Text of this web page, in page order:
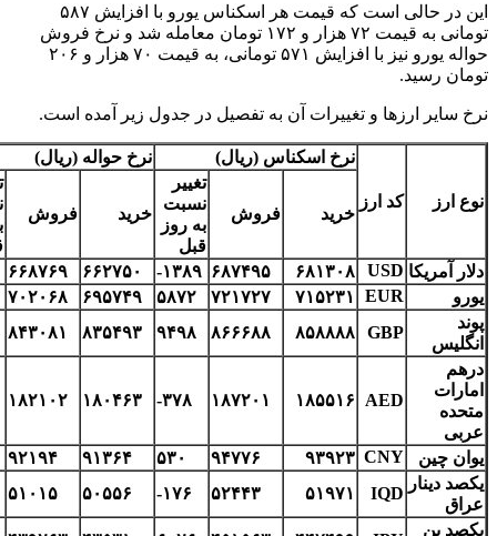
این در حالی است که قیمت هر اسکناس یورو با افزایش ۵۸۷
تومانی به قیمت ۷۲ هزار و ۱۷۲ تومان معامله شد و نرخ فروش
حواله یورو نیز با افزایش ۵۷۱ تومانی، به قیمت ۷۰ هزار و ۲۰۶
تومان رسید.
نرخ سایر ارزها و تغییرات آن به تفصیل در جدول زیر آمده است.
نوع ارز کد ارز
نرخ اسکناس (ریال) نرخ حواله (ریال)
خرید فروش
تغییر
نسبت
به روز
قبل
خرید فروش
دلار آمریکا USD ۶۸۱۳۰۸ ۶۸۷۴۹۵ -۱۳۸۹ ۶۶۲۷۵۰
۶۶۸۷۶۹
یورو
EUR ۷۱۵۲۳۱ ۷۲۱۷۲۷ ۵۸۷۲ ۶۹۵۷۴۹
۷۰۲۰۶۸
پوند
انگلیس
GBP ۸۵۸۸۸۸ ۸۶۶۶۸۸ ۹۴۹۸ ۸۳۵۴۹۳
۸۴۳۰۸۱
درهم
امارات
متحده
عربی
AED ۱۸۵۵۱۶ ۱۸۷۲۰۱ -۳۷۸ ۱۸۰۴۶۳ ۱۸۲۱۰۲
یوان چین CNY ۹۳۹۲۳ ۹۴۷۷۶ ۵۳۰ ۹۱۳۶۴
۹۲۱۹۴
یکصد دینار
عراق
IQD ۵۱۹۷۱ ۵۲۴۴۳ -۱۷۶ ۵۰۵۵۶
۵۱۰۱۵
یکصد ین